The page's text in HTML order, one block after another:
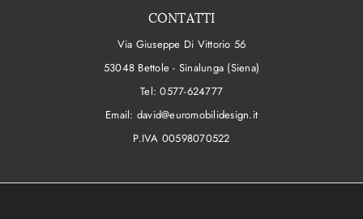
CONTATTI
Via Giuseppe Di Vittorio 56
53048 Bettole - Sinalunga (Siena)
Tel:0577-624777
Email: david@euromobilidesign.it
P.IVA 00598070522